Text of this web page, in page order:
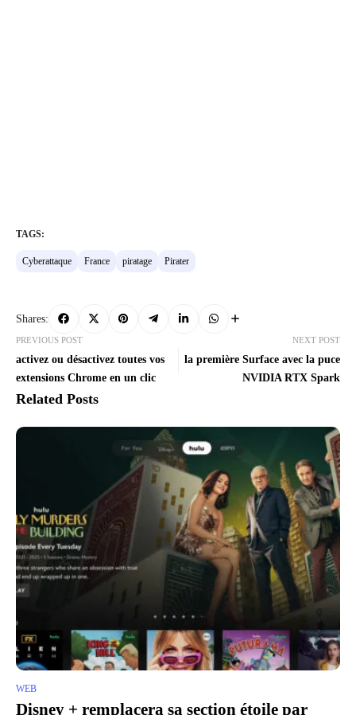
TAGS:
Cyberattaque France piratage Pirater
Shares:
PREVIOUS POST
activez ou désactivez toutes vos
extensions Chrome en un clic
NEXT POST
la première Surface avec la puce
NVIDIA RTX Spark
Related Posts
WEB
Disney + remplacera sa section étoile par